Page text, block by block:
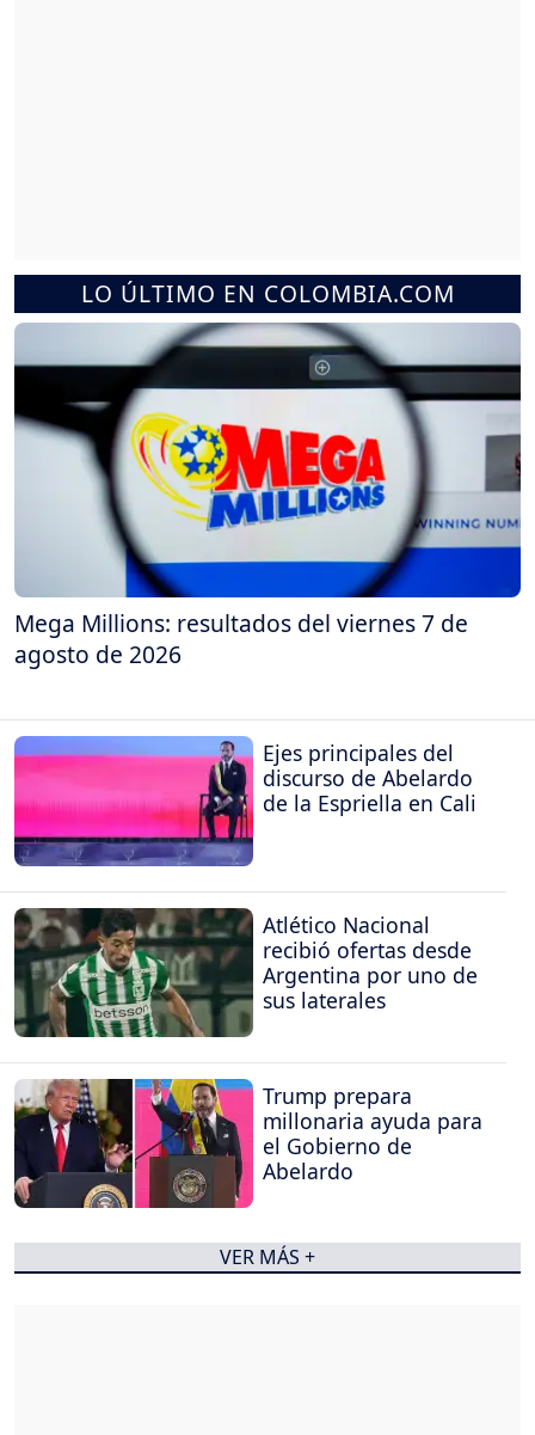
LO ÚLTIMO EN COLOMBIA.COM
Mega Millions: resultados del viernes 7 de
agosto de 2026
Ejes principales del
discurso de Abelardo
de la Espriella en Cali
Atlético Nacional
recibió ofertas desde
Argentina por uno de
sus laterales
Trump prepara
millonaria ayuda para
el Gobierno de
Abelardo
VER MÁS +